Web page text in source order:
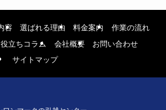
容 選ばれる理由 料金案内
作業の流れ
立ちコラム 会社概要
お問い合わせ
サイトマップ